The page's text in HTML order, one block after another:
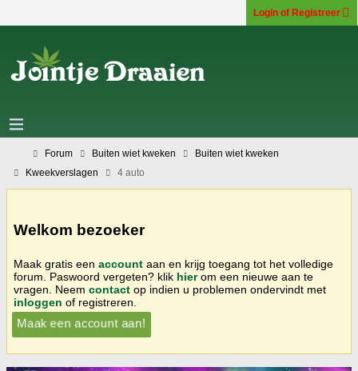
Login of Registreer
Forum Buiten wiet kweken
Buiten wiet kweken
Kweekverslagen
4 auto
Welkom bezoeker
Maak gratis een account aan en krijg toegang tot het volledige
forum. Paswoord vergeten? klik hierom een nieuwe aan te
vragen. Neem contact op indien u problemen ondervindt met
inloggen of registreren.
Maak een account aan!